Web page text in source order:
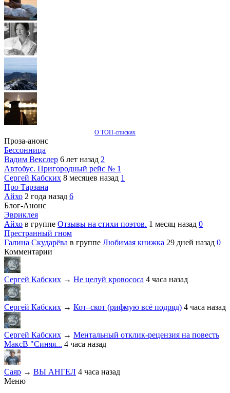
О ТОП-списках
Проза-анонс
Бессонница
Вадим Векслер 6 лет назад 2
Автобус. Пригородный рейс № 1
Сергей Кабских 8 месяцев назад 1
Про Тарзана
Айхо 2 года назад 6
Блог-Анонс
Эвриклея
Айхо в группе Отзывы на стихи поэтов. 1 месяц назад 0
Престранный гном
Галина Скударёва в группе Любимая книжка 29 дней назад 0
Комментарии
Сергей Кабских → Не целуй кровососа 4 часа назад
Сергей Кабских → Кот–скот (рифмую всё подряд) 4 часа назад
Сергей Кабских → Ментальный отклик-рецензия на повесть
МаксВ "Синяя... 4 часа назад
Саяр → ВЫ АНГЕЛ 4 часа назад
Меню